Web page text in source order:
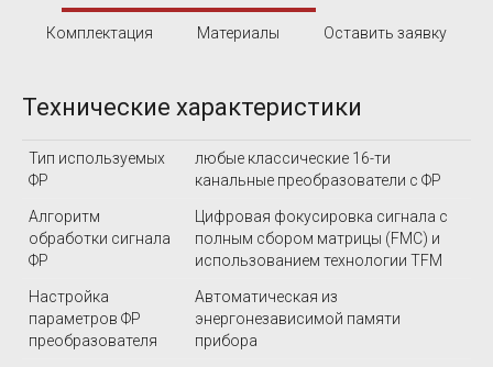
Комплектация Материалы Оставить заявку
Технические характеристики
Тип используемых
ФР
любые классические 16-ти
канальные преобразователи с ФР
Алгоритм
обработки сигнала
ФР
Цифровая фокусировка сигнала c
полным сбором матрицы (FMC) и
использованием технологии TFM
Настройка
параметров ФР
преобразователя
Автоматическая из
энергонезависимой памяти
прибора